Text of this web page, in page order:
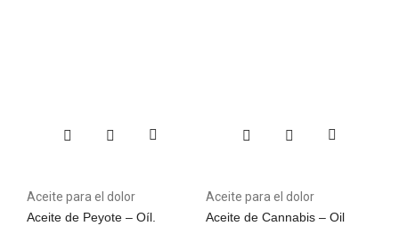
Aceite para el dolor
Aceite de Peyote – Oíl.
Aceite para el dolor
Aceite de Cannabis – Oil